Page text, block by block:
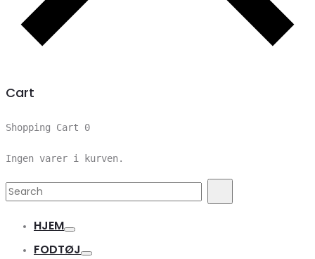
Cart
Shopping Cart 0
Ingen varer i kurven.
Search
HJEM
FODTØJ